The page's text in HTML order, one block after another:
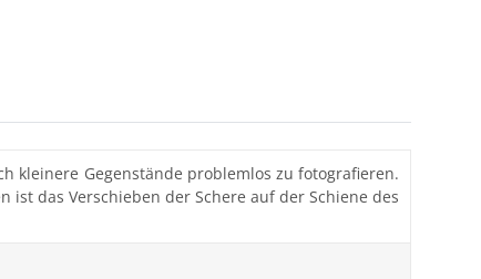
kleinere Gegenstände problemlos zu fotografieren.
das Verschieben der Schere auf der Schiene des